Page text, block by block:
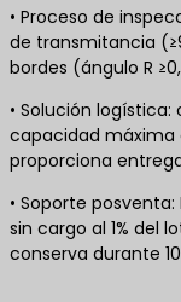
• Proceso de
de transmitancia
bordes (ángulo R
• Solución
capacidad máxima
proporciona
• Soporte
sin cargo al 1% del
conserva durante